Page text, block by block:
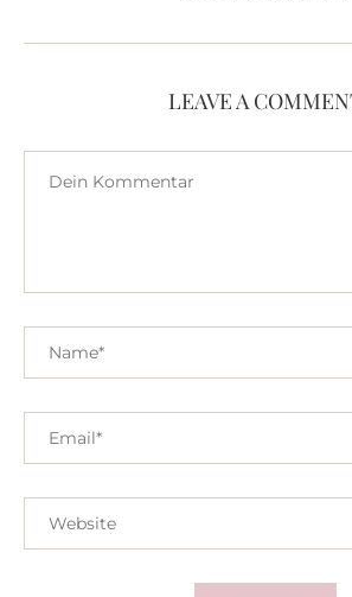
LEAVE A